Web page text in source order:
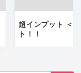
超インプット ＜
ト！！